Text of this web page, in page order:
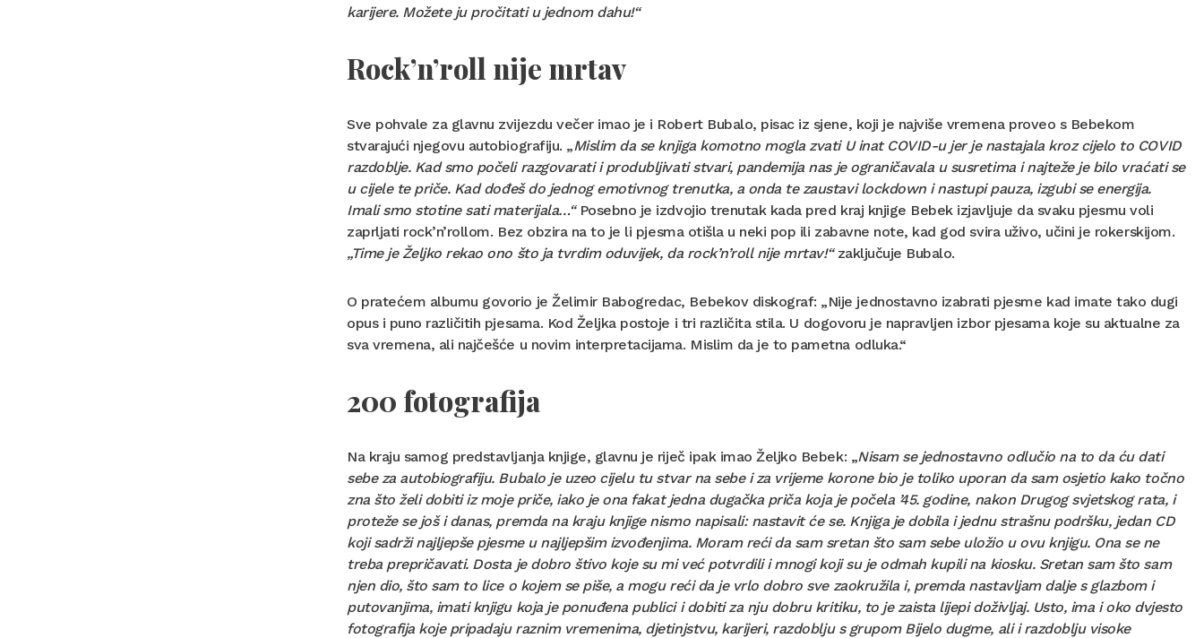
karijere. Možete ju pročitati u jednom dahu!“
Rock’n’roll nije mrtav
Sve pohvale za glavnu zvijezdu večer imao je i Robert Bubalo, pisac iz sjene, koji je najviše vremena proveo s Bebekom
stvarajući njegovu autobiografiju. „Mislim da se knjiga komotno mogla zvati U inat COVID-u jer je nastajala kroz cijelo to COVID
razdoblje. Kad smo počeli razgovarati i produbljivati stvari, pandemija nas je ograničavala u susretima i najteže je bilo vraćati se
u cijele te priče. Kad dođeš do jednog emotivnog trenutka, a onda te zaustavi lockdown i nastupi pauza, izgubi se energija.
Imali smo stotine sati materijala…“ Posebno je izdvojio trenutak kada pred kraj knjige Bebek izjavljuje da svaku pjesmu voli
zaprljati rock’n’rollom. Bez obzira na to je li pjesma otišla u neki pop ili zabavne note, kad god svira uživo, učini je rokerskijom.
„Time je Željko rekao ono što ja tvrdim oduvijek, da rock’n’roll nije mrtav!“zaključuje Bubalo.
O pratećem albumu govorio je Želimir Babogredac, Bebekov diskograf: „Nije jednostavno izabrati pjesme kad imate tako dugi
opus i puno različitih pjesama. Kod Željka postoje i tri različita stila. U dogovoru je napravljen izbor pjesama koje su aktualne za
sva vremena, ali najčešće u novim interpretacijama. Mislim da je to pametna odluka.“
200 fotografija
Na kraju samog predstavljanja knjige, glavnu je riječ ipak imao Željko Bebek: „Nisam se jednostavno odlučio na to da ću dati
sebe za autobiografiju. Bubalo je uzeo cijelu tu stvar na sebe i za vrijeme korone bio je toliko uporan da sam osjetio kako točno
zna što želi dobiti iz moje priče, iako je ona fakat jedna dugačka priča koja je počela ’45. godine, nakon Drugog svjetskog rata, i
proteže se još i danas, premda na kraju knjige nismo napisali: nastavit će se. Knjiga je dobila i jednu strašnu podršku, jedan CD
koji sadrži najljepše pjesme u najljepšim izvođenjima. Moram reći da sam sretan što sam sebe uložio u ovu knjigu. Ona se ne
treba prepričavati. Dosta je dobro štivo koje su mi već potvrdili i mnogi koji su je odmah kupili na kiosku. Sretan sam što sam
njen dio, što sam to lice o kojem se piše, a mogu reći da je vrlo dobro sve zaokružila i, premda nastavljam dalje s glazbom i
putovanjima, imati knjigu koja je ponuđena publici i dobiti za nju dobru kritiku, to je zaista lijepi doživljaj. Usto, ima i oko dvjesto
fotografija koje pripadaju raznim vremenima, djetinjstvu, karijeri, razdoblju s grupom Bijelo dugme, ali i razdoblju visoke